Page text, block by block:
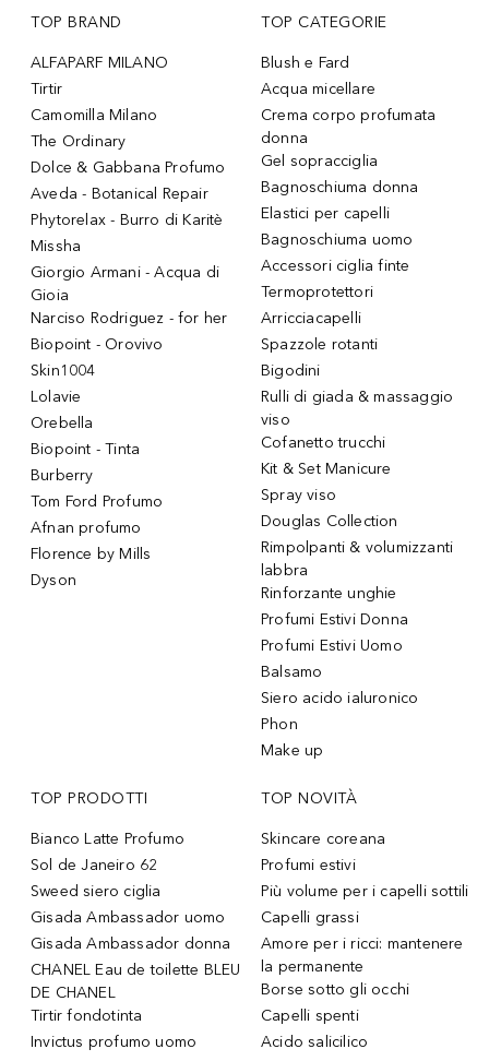
TOP BRAND
ALFAPARF MILANO
Tirtir
Camomilla Milano
The Ordinary
Dolce & Gabbana Profumo
Aveda - Botanical Repair
Phytorelax - Burro di Karitè
Missha
Giorgio Armani - Acqua di
Gioia
Narciso Rodriguez - for her
Biopoint - Orovivo
Skin1004
Lolavie
Orebella
Biopoint - Tinta
Burberry
Tom Ford Profumo
Afnan profumo
Florence by Mills
Dyson
TOP CATEGORIE
Blush e Fard
Acqua micellare
Crema corpo profumata
donna
Gel sopracciglia
Bagnoschiuma donna
Elastici per capelli
Bagnoschiuma uomo
Accessori ciglia finte
Termoprotettori
Arricciacapelli
Spazzole rotanti
Bigodini
Rulli di giada & massaggio
viso
Cofanetto trucchi
Kit & Set Manicure
Spray viso
Douglas Collection
Rimpolpanti & volumizzanti
labbra
Rinforzante unghie
Profumi Estivi Donna
Profumi Estivi Uomo
Balsamo
Siero acido ialuronico
Phon
Make up
TOP PRODOTTI
Bianco Latte Profumo
Sol de Janeiro 62
Sweed siero ciglia
Gisada Ambassador uomo
Gisada Ambassador donna
CHANEL Eau de toilette BLEU
DE CHANEL
Tirtir fondotinta
Invictus profumo uomo
TOP NOVITÀ
Skincare coreana
Profumi estivi
Più volume per i capelli sottili
Capelli grassi
Amore per i ricci: mantenere
la permanente
Borse sotto gli occhi
Capelli spenti
Acido salicilico